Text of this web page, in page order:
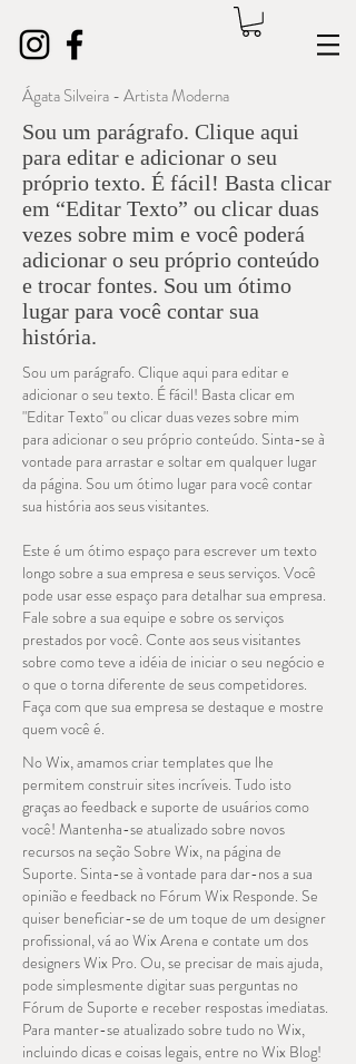
Ágata Silveira - Artista Moderna
Sou um parágrafo. Clique aqui
para editar e adicionar o seu
próprio texto. É fácil! Basta clicar
em “Editar Texto” ou clicar duas
vezes sobre mim e você poderá
adicionar o seu próprio conteúdo
e trocar fontes. Sou um ótimo
lugar para você contar sua
história.
Sou um parágrafo. Clique aqui para editar e
adicionar o seu texto. É fácil! Basta clicar em
"Editar Texto" ou clicar duas vezes sobre mim
para adicionar o seu próprio conteúdo. Sinta-se à
vontade para arrastar e soltar em qualquer lugar
da página. Sou um ótimo lugar para você contar
sua história aos seus visitantes.
Este é um ótimo espaço para escrever um texto
longo sobre a sua empresa e seus serviços. Você
pode usar esse espaço para detalhar sua empresa.
Fale sobre a sua equipe e sobre os serviços
prestados por você. Conte aos seus visitantes
sobre como teve a idéia de iniciar o seu negócio e
o que o torna diferente de seus competidores.
Faça com que sua empresa se destaque e mostre
quem você é.
No Wix, amamos criar templates que lhe
permitem construir sites incríveis. Tudo isto
graças ao feedback e suporte de usuários como
você! Mantenha-se atualizado sobre novos
recursos na seção Sobre Wix, na página de
Suporte. Sinta-se à vontade para dar-nos a sua
opinião e feedback no Fórum Wix Responde. Se
quiser beneficiar-se de um toque de um designer
profissional, vá ao Wix Arena e contate um dos
designers Wix Pro. Ou, se precisar de mais ajuda,
pode simplesmente digitar suas perguntas no
Fórum de Suporte e receber respostas imediatas.
Para manter-se atualizado sobre tudo no Wix,
incluindo dicas e coisas legais, entre no Wix Blog!